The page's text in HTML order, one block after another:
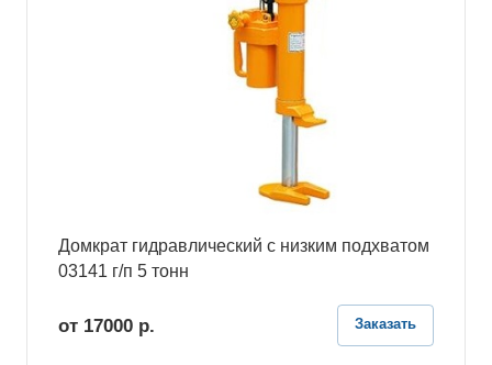
Домкрат гидравлический с низким подхватом
03141 г/п 5 тонн
от 17000 р. Заказать